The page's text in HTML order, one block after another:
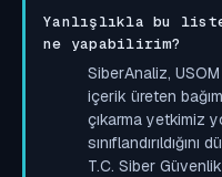
Yanlışlıkla bu
ne yapabilirim?
SiberAnaliz,
içerik üreten
çıkarma yetkimiz
T.C. Siber